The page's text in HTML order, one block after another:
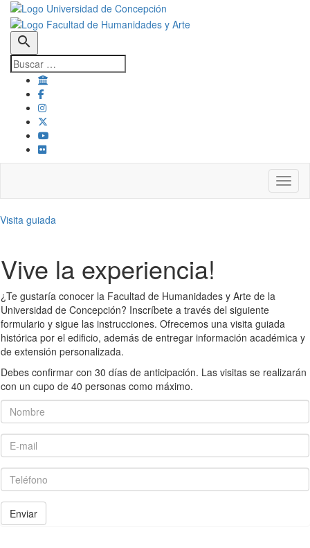
search
Visita guiada
Vive la experiencia!
¿Te gustaría conocer la Facultad de Humanidades y Arte de la
Universidad de Concepción? Inscríbete a través del siguiente
formulario y sigue las instrucciones. Ofrecemos una visita guiada
histórica por el edificio, además de entregar información académica y
de extensión personalizada.
Debes confirmar con 30 días de anticipación. Las visitas se realizarán
con un cupo de 40 personas como máximo.
Nombre
E-mail
Teléfono
Enviar